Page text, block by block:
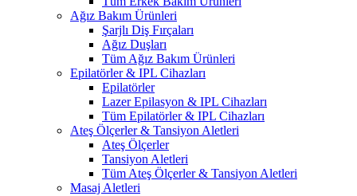
Ağız Bakım Ürünleri
Şarjlı Diş Fırçaları
Ağız Duşları
Tüm Ağız Bakım Ürünleri
Epilatörler & IPL Cihazları
Epilatörler
Lazer Epilasyon & IPL Cihazları
Tüm Epilatörler & IPL Cihazları
Ateş Ölçerler & Tansiyon Aletleri
Ateş Ölçerler
Tansiyon Aletleri
Tüm Ateş Ölçerler & Tansiyon Aletleri
Masaj Aletleri